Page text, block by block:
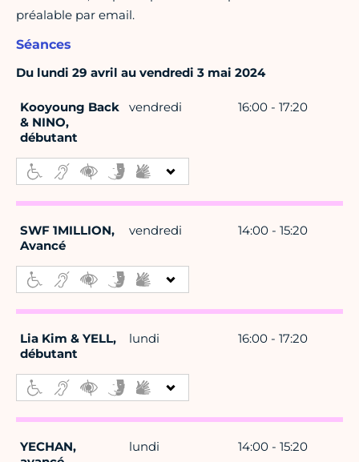
préalable par email.
Séances
Du lundi 29 avril au vendredi 3 mai 2024
Kooyoung Back
& NINO,
débutant
vendredi 16:00 - 17:20
SWF 1MILLION,
Avancé
vendredi 14:00 - 15:20
Lia Kim & YELL,
débutant
lundi 16:00 - 17:20
YECHAN,
lundi 14:00 - 15:20